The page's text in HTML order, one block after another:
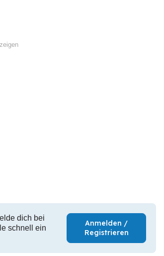
dich bei
schnell ein
Anmelden /
Registrieren